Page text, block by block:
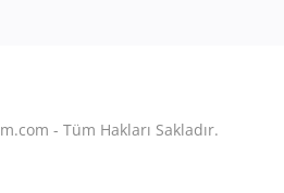
- Tüm Hakları Sakladır.